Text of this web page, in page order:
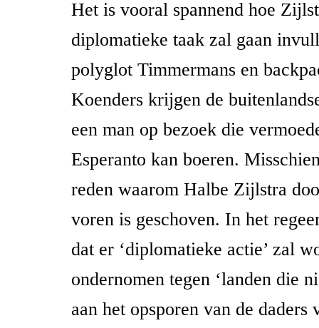
Het is vooral spannend hoe
diplomatieke taak zal gaan
polyglot Timmermans en
Koenders krijgen de
een man op bezoek die
Esperanto kan boeren.
reden waarom Halbe Zijlstra
voren is geschoven. In het
dat er ‘diplomatieke actie’ zal
ondernomen tegen ‘landen die
aan het opsporen van de daders